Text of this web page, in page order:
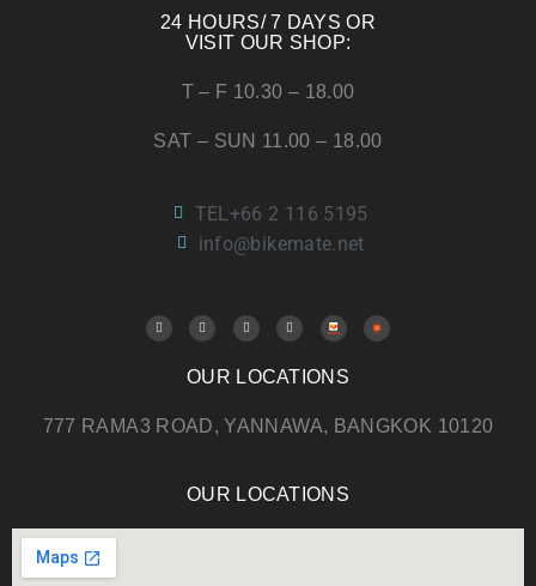
24 HOURS/ 7 DAYS OR
VISIT OUR SHOP:
T – F 10.30 – 18.00
SAT – SUN 11.00 – 18.00
TEL+66 2 116 5195
info@bikemate.net
OUR LOCATIONS
777 RAMA3 ROAD, YANNAWA, BANGKOK 10120
OUR LOCATIONS